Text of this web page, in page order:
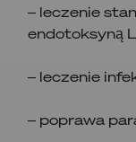
– leczenie
endotoksyną
– leczenie
– poprawa